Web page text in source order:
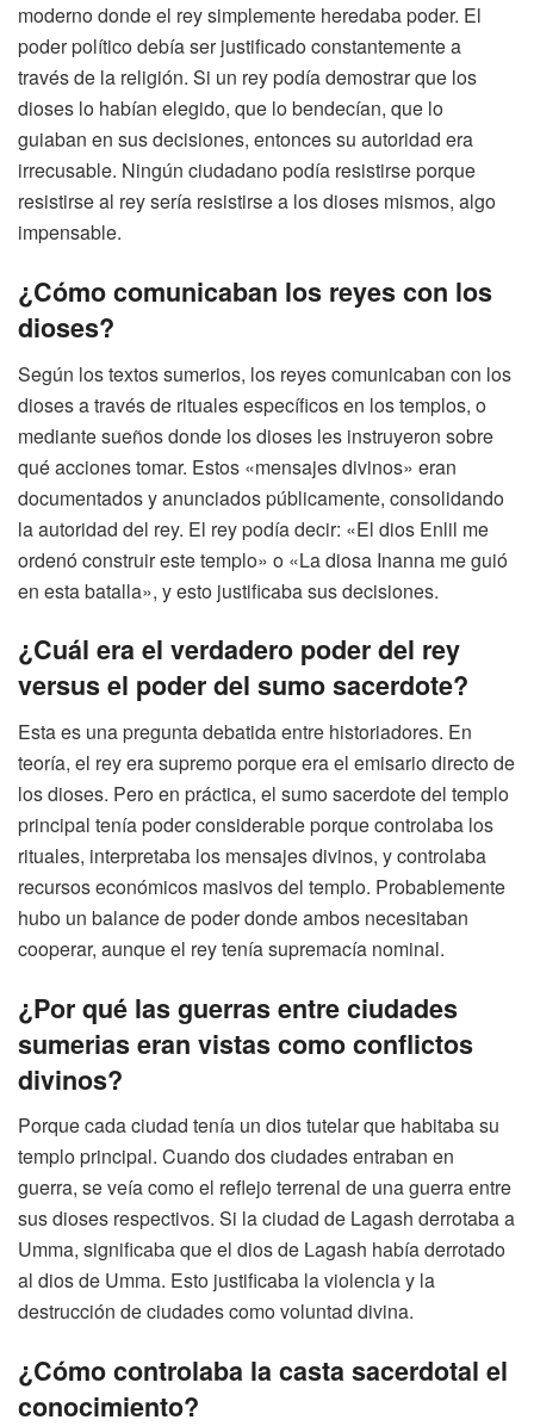
moderno donde el rey simplemente heredaba poder. El
poder político debía ser justificado constantemente a
través de la religión. Si un rey podía demostrar que los
dioses lo habían elegido, que lo bendecían, que lo
guiaban en sus decisiones, entonces su autoridad era
irrecusable. Ningún ciudadano podía resistirse porque
resistirse al rey sería resistirse a los dioses mismos, algo
impensable.
¿Cómo comunicaban los reyes con los
dioses?
Según los textos sumerios, los reyes comunicaban con los
dioses a través de rituales específicos en los templos, o
mediante sueños donde los dioses les instruyeron sobre
qué acciones tomar. Estos «mensajes divinos» eran
documentados y anunciados públicamente, consolidando
la autoridad del rey. El rey podía decir: «El dios Enlil me
ordenó construir este templo» o «La diosa Inanna me guió
en esta batalla», y esto justificaba sus decisiones.
¿Cuál era el verdadero poder del rey
versus el poder del sumo sacerdote?
Esta es una pregunta debatida entre historiadores. En
teoría, el rey era supremo porque era el emisario directo de
los dioses. Pero en práctica, el sumo sacerdote del templo
principal tenía poder considerable porque controlaba los
rituales, interpretaba los mensajes divinos, y controlaba
recursos económicos masivos del templo. Probablemente
hubo un balance de poder donde ambos necesitaban
cooperar, aunque el rey tenía supremacía nominal.
¿Por qué las guerras entre ciudades
sumerias eran vistas como conflictos
divinos?
Porque cada ciudad tenía un dios tutelar que habitaba su
templo principal. Cuando dos ciudades entraban en
guerra, se veía como el reflejo terrenal de una guerra entre
sus dioses respectivos. Si la ciudad de Lagash derrotaba a
Umma, significaba que el dios de Lagash había derrotado
al dios de Umma. Esto justificaba la violencia y la
destrucción de ciudades como voluntad divina.
¿Cómo controlaba la casta sacerdotal el
conocimiento?